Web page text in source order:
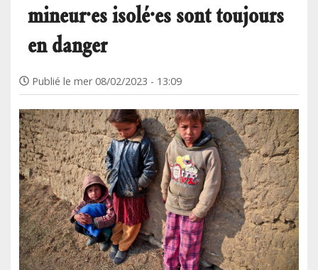
mineur·es isolé·es sont toujours
en danger
Publié le mer 08/02/2023 - 13:09